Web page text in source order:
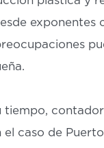
exponentes
caso de